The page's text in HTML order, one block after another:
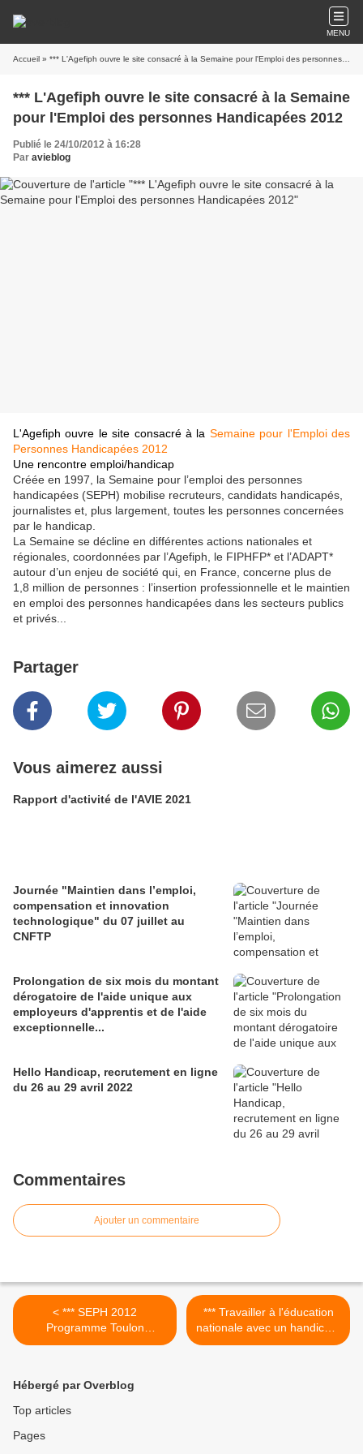
MENU
Accueil » *** L'Agefiph ouvre le site consacré à la Semaine pour l'Emploi des personnes Handicapées 2012
*** L'Agefiph ouvre le site consacré à la Semaine
pour l'Emploi des personnes Handicapées 2012
Publié le 24/10/2012 à 16:28
Par avieblog
L'Agefiph ouvre le site consacré à la Semaine pour l'Emploi des
Personnes Handicapées 2012
Une rencontre emploi/handicap
Créée en 1997, la Semaine pour l’emploi des personnes
handicapées (SEPH) mobilise recruteurs, candidats handicapés,
journalistes et, plus largement, toutes les personnes concernées
par le handicap.
La Semaine se décline en différentes actions nationales et
régionales, coordonnées par l’Agefiph, le FIPHFP* et l’ADAPT*
autour d’un enjeu de société qui, en France, concerne plus de
1,8 million de personnes : l’insertion professionnelle et le maintien
en emploi des personnes handicapées dans les secteurs publics
et privés...
Partager
Vous aimerez aussi
Rapport d'activité de l'AVIE 2021
Journée "Maintien dans l’emploi,
compensation et innovation
technologique" du 07 juillet au
CNFTP
Prolongation de six mois du montant
dérogatoire de l'aide unique aux
employeurs d'apprentis et de l'aide
exceptionnelle...
Hello Handicap, recrutement en ligne
du 26 au 29 avril 2022
Commentaires
Ajouter un commentaire
< *** SEPH 2012
Programme Toulon
Provence Méditerranée
*** Travailler à l'éducation
nationale avec un handicap,
c'est possible. >
Hébergé par Overblog
Top articles
Pages